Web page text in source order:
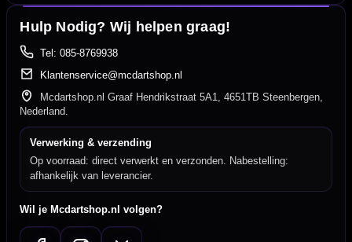
Hulp Nodig? Wij helpen graag!
Tel: 085-8769938
Klantenservice@mcdartshop.nl
Mcdartshop.nl Graaf Hendrikstraat 5A1, 4651TB Steenbergen,
Nederland.
Verwerking & verzending
Op voorraad: direct verwerkt en verzonden. Nabestelling:
afhankelijk van leverancier.
Wil je Mcdartshop.nl volgen?